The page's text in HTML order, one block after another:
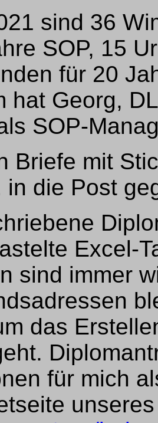
sind 36
SOP, 15
für 20
hat Georg,
SOP-
Briefe mit
in die Post
Excel-
sind immer
das
für mich